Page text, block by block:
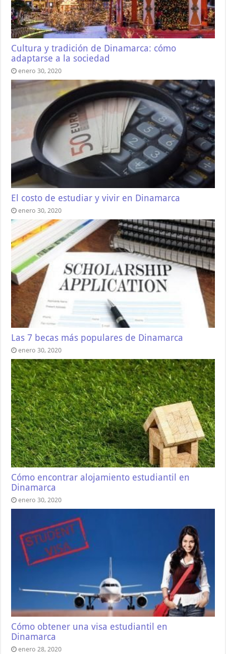
Cultura y tradición de Dinamarca: cómo
adaptarse a la sociedad
enero 30, 2020
El costo de estudiar y vivir en Dinamarca
enero 30, 2020
Las 7 becas más populares de Dinamarca
enero 30, 2020
Cómo encontrar alojamiento estudiantil en
Dinamarca
enero 30, 2020
Cómo obtener una visa estudiantil en
Dinamarca
enero 28, 2020